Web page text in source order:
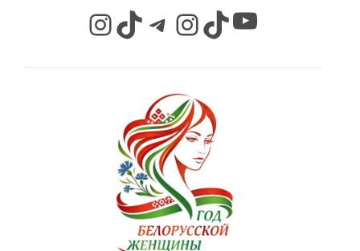
InstagramTikTok Telegram InstagramTikTok YouTube